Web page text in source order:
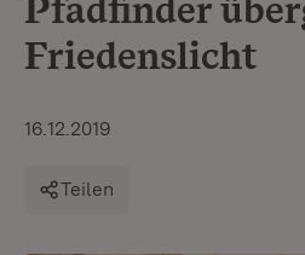
Friedenslicht
16.12.2019
Teilen